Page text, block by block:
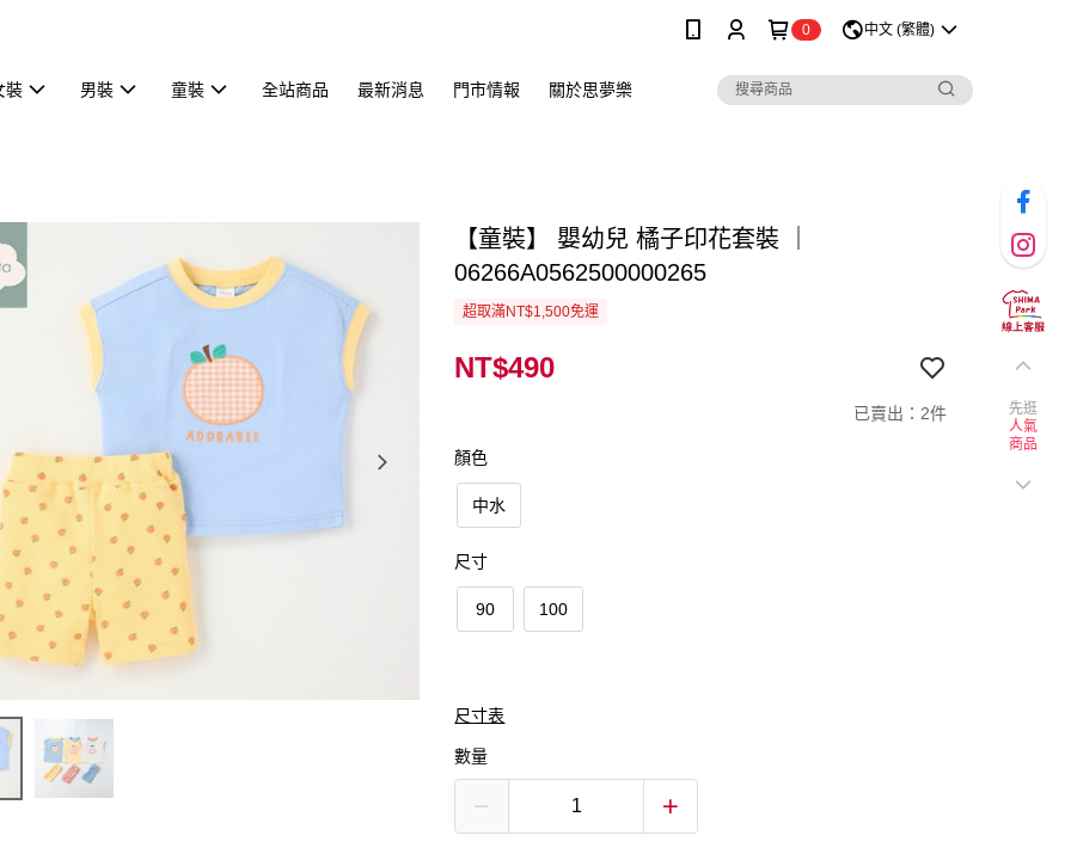
0 中文 (繁體)
裝 男裝 童裝 全站商品 最新消息 門市情報 關於思夢樂
【童裝】 嬰幼兒 橘子印花套裝 ｜
06266A0562500000265
超取滿NT$1,500免運
NT$490
已賣出：2件
顏色
中水
尺寸
90 100
尺寸表
數量
先逛
人氣
商品